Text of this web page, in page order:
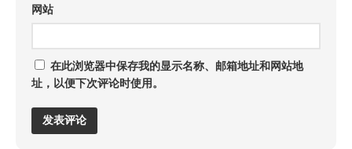
网站
在此浏览器中保存我的显示名称、邮箱地址和网站地
址，以便下次评论时使用。